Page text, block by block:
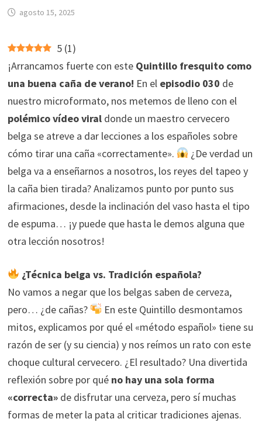
agosto 15, 2025
5 (1)
¡Arrancamos fuerte con este Quintillo fresquito como
una buena caña de verano! En el episodio 030 de
nuestro microformato, nos metemos de lleno con el
polémico vídeo viraldonde un maestro cervecero
belga se atreve a dar lecciones a los españoles sobre
cómo tirar una caña «correctamente».
¿De verdad un
belga va a enseñarnos a nosotros, los reyes del tapeo y
la caña bien tirada? Analizamos punto por punto sus
afirmaciones, desde la inclinación del vaso hasta el tipo
de espuma… ¡y puede que hasta le demos alguna que
otra lección nosotros!
¿Técnica belga vs. Tradición española?
No vamos a negar que los belgas saben de cerveza,
pero… ¿de cañas?
En este Quintillo desmontamos
mitos, explicamos por qué el «método español» tiene su
razón de ser (y su ciencia) y nos reímos un rato con este
choque cultural cervecero. ¿El resultado? Una divertida
reflexión sobre por qué no hay una sola forma
«correcta»de disfrutar una cerveza, pero sí muchas
formas de meter la pata al criticar tradiciones ajenas.